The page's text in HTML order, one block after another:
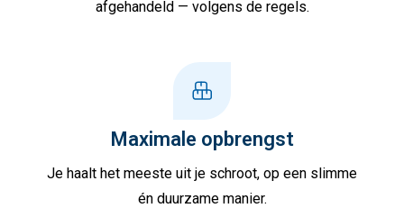
afgehandeld — volgens de regels.
Maximale opbrengst
Je haalt het meeste uit je schroot, op een slimme
én duurzame manier.